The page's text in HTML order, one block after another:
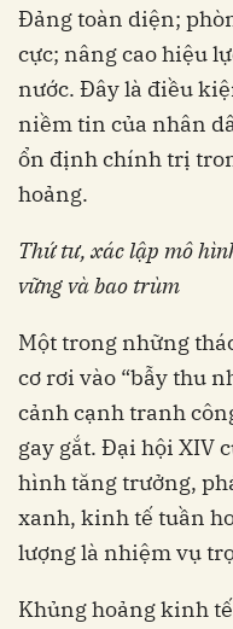
Đảng toàn diện;
cực; nâng cao hiệu
nước. Đây là điều
niềm tin của nhân
ổn định chính trị
hoảng.
Thứ tư, xác lập mô
vững và bao trùm
Một trong những
cơ rơi vào “bẫy thu
cảnh cạnh tranh
gay gắt. Đại hội XIV
hình tăng trưởng,
xanh, kinh tế tuần
lượng là nhiệm vụ
Khủng hoảng kinh